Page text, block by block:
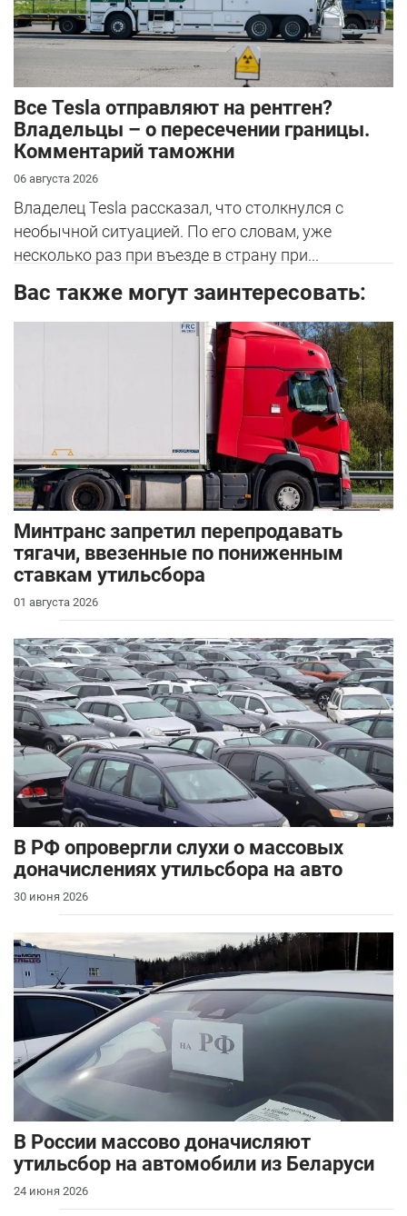
Все Tesla отправляют на рентген?
Владельцы – о пересечении границы.
Комментарий таможни
06 августа 2026
Владелец Tesla рассказал, что столкнулся с
необычной ситуацией. По его словам, уже
несколько раз при въезде в страну при...
Вас также могут заинтересовать:
Минтранс запретил перепродавать
тягачи, ввезенные по пониженным
ставкам утильсбора
01 августа 2026
В РФ опровергли слухи о массовых
доначислениях утильсбора на авто
30 июня 2026
В России массово доначисляют
утильсбор на автомобили из Беларуси
24 июня 2026